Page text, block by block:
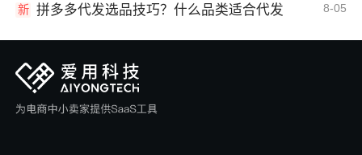
新 拼多多代发选品技巧？什么品类适合代发 8-05